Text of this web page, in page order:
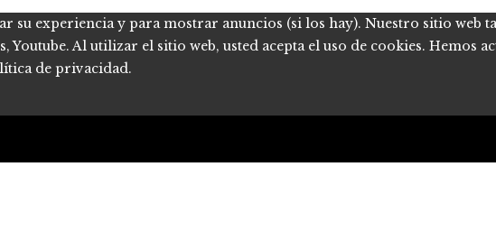
su experiencia y para mostrar anuncios (si los hay). Nuestro sitio web
Youtube. Al utilizar el sitio web, usted acepta el uso de cookies. Hemos
de privacidad.